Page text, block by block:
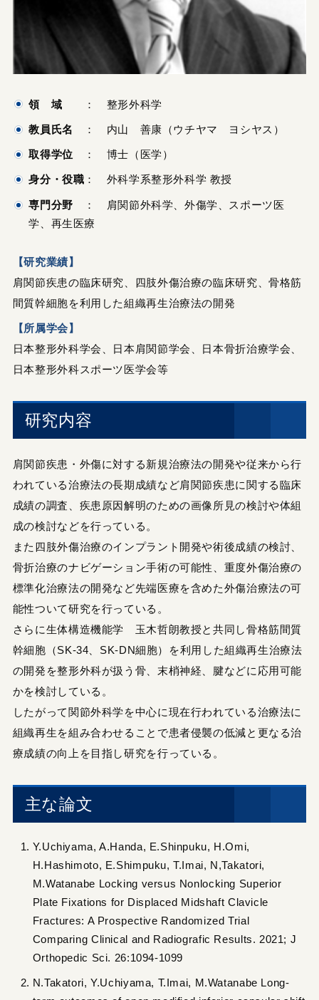
領 域 ： 整形外科学
教員氏名 ： 内山 善康（ウチヤマ ヨシヤス）
取得学位 ： 博士（医学）
身分・役職 ： 外科学系整形外科学 教授
専門分野 ： 肩関節外科学、外傷学、スポーツ医
学、再生医療
【研究業績】
肩関節疾患の臨床研究、四肢外傷治療の臨床研究、骨格筋
間質幹細胞を利用した組織再生治療法の開発
【所属学会】
日本整形外科学会、日本肩関節学会、日本骨折治療学会、
日本整形外科スポーツ医学会等
研究内容
肩関節疾患・外傷に対する新規治療法の開発や従来から行
われている治療法の長期成績など肩関節疾患に関する臨床
成績の調査、疾患原因解明のための画像所見の検討や体組
成の検討などを行っている。
また四肢外傷治療のインプラント開発や術後成績の検討、
骨折治療のナビゲーション手術の可能性、重度外傷治療の
標準化治療法の開発など先端医療を含めた外傷治療法の可
能性ついて研究を行っている。
さらに生体構造機能学 玉木哲朗教授と共同し骨格筋間質
幹細胞（SK-34、SK-DN細胞）を利用した組織再生治療法
の開発を整形外科が扱う骨、末梢神経、腱などに応用可能
かを検討している。
したがって関節外科学を中心に現在行われている治療法に
組織再生を組み合わせることで患者侵襲の低減と更なる治
療成績の向上を目指し研究を行っている。
主な論文
Y.Uchiyama, A.Handa, E.Shinpuku, H.Omi,
H.Hashimoto, E.Shimpuku, T.Imai, N,Takatori,
M.Watanabe Locking versus Nonlocking Superior
Plate Fixations for Displaced Midshaft Clavicle
Fractures: A Prospective Randomized Trial
Comparing Clinical and Radiografic Results. 2021; J
Orthopedic Sci. 26:1094-1099
N.Takatori, Y.Uchiyama, T.Imai, M.Watanabe Long-